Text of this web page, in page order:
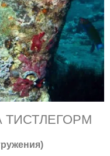
ТИСТЛЕГОРМ